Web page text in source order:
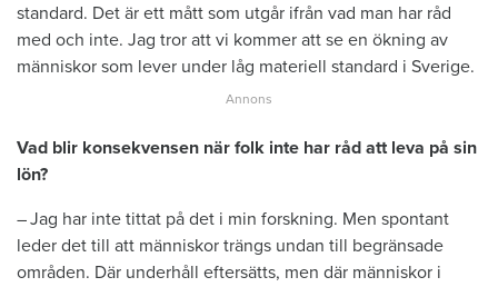
standard. Det är ett mått som utgår ifrån vad man har råd
med och inte. Jag tror att vi kommer att se en ökning av
människor som lever under låg materiell standard i Sverige.
Vad blir konsekvensen när folk inte har råd att leva på sin
lön?
– Jag har inte tittat på det i min forskning. Men spontant
leder det till att människor trängs undan till begränsade
områden. Där underhåll eftersätts, men där människor i